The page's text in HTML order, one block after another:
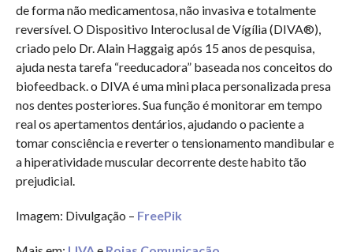
de forma não medicamentosa, não invasiva e totalmente
reversível. O Dispositivo Interoclusal de Vígília (DIVA®),
criado pelo Dr. Alain Haggaig após 15 anos de pesquisa,
ajuda nesta tarefa “reeducadora” baseada nos conceitos do
biofeedback. o DIVA é uma mini placa personalizada presa
nos dentes posteriores. Sua função é monitorar em tempo
real os apertamentos dentários, ajudando o paciente a
tomar consciência e reverter o tensionamento mandibular e
a hiperatividade muscular decorrente deste habito tão
prejudicial.
Imagem: Divulgação – FreePik